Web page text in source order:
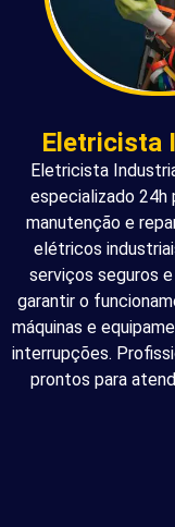
Eletricista
Eletricista
especializado 24h
manutenção e
elétricos
serviços seguros
garantir o
máquinas e
interrupções.
prontos para